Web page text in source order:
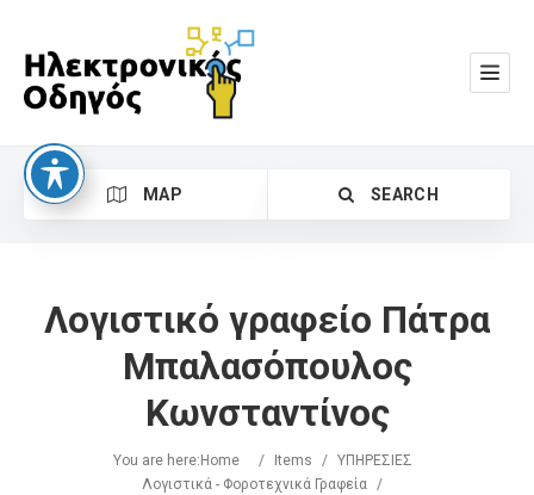
MAP SEARCH
Search
Λογιστικό γραφείο Πάτρα
Μπαλασόπουλος
Κωνσταντίνος
You are here: Home / Items /
ΥΠΗΡΕΣΙΕΣ
Λογιστικά - Φοροτεχνικά Γραφεία /